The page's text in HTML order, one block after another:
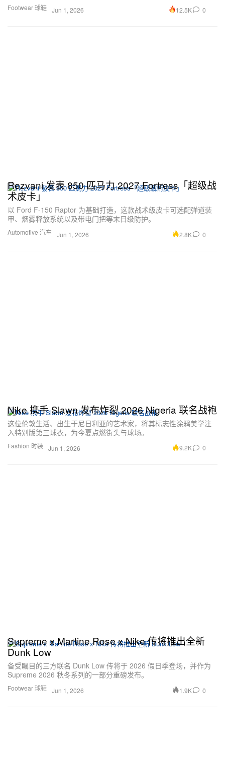
Footwear 球鞋 Jun 1, 2026 12.5K 0
Automotive 汽车
Rezvani 发表 850 匹马力 2027 Fortress「超级战
术皮卡」
以 Ford F-150 Raptor 为基础打造，这款战术级皮卡可选配弹道装
甲、烟雾释放系统以及带电门把等末日级防护。
Jun 1, 2026 2.8K 0
Fashion 时装
Nike 携手 Slawn 发布炸裂 2026 Nigeria 联名战袍
这位伦敦生活、出生于尼日利亚的艺术家，将其标志性涂鸦美学注
入特别版第三球衣，为今夏点燃街头与球场。
Jun 1, 2026 9.2K 0
Footwear 球鞋
Supreme x Martine Rose x Nike 传将推出全新
Dunk Low
备受瞩目的三方联名 Dunk Low 传将于 2026 假日季登场，并作为
Supreme 2026 秋冬系列的一部分重磅发布。
Jun 1, 2026 1.9K 0